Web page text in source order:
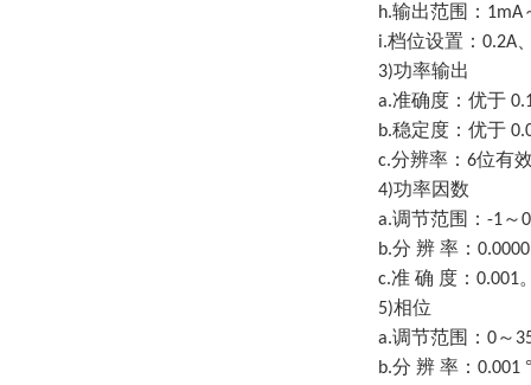
h.输出范围： 1mA
i.档位设置： 0.2A
3)功率输出
a.准确度：优于
b.稳定度：优于
c.分辨率： 6位有
4)功率因数
a.调节范围： -1～0
b.分 辨 率：
c.准 确 度： 0.001
5)相位
a.调节范围： 0～
b.分 辨 率： 0.001 °